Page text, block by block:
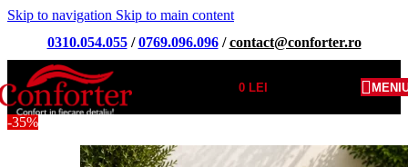
Skip to navigation Skip to main content
0310.054.055/0769.096.096/contact@conforter.ro
0 LEI
-35%